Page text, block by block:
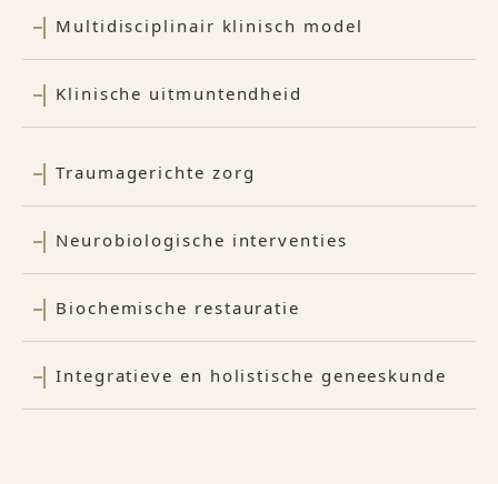
Multidisciplinair klinisch model
Klinische uitmuntendheid
Traumagerichte zorg
Neurobiologische interventies
Biochemische restauratie
Integratieve en holistische geneeskunde